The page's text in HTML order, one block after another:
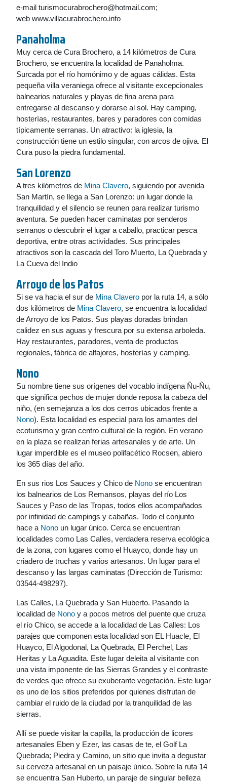
e-mail turismocurabrochero@hotmail.com;
web www.villacurabrochero.info
Panaholma
Muy cerca de Cura Brochero, a 14 kilómetros de Cura
Brochero, se encuentra la localidad de Panaholma.
Surcada por el río homónimo y de aguas cálidas. Esta
pequeña villa veraniega ofrece al visitante excepcionales
balnearios naturales y playas de fina arena para
entregarse al descanso y dorarse al sol. Hay camping,
hosterías, restaurantes, bares y paradores con comidas
típicamente serranas. Un atractivo: la iglesia, la
construcción tiene un estilo singular, con arcos de ojiva. El
Cura puso la piedra fundamental.
San Lorenzo
A tres kilómetros de Mina Clavero, siguiendo por avenida
San Martín, se llega a San Lorenzo: un lugar donde la
tranquilidad y el silencio se reunen para realizar turismo
aventura. Se pueden hacer caminatas por senderos
serranos o descubrir el lugar a caballo, practicar pesca
deportiva, entre otras actividades. Sus principales
atractivos son la cascada del Toro Muerto, La Quebrada y
La Cueva del Indio
Arroyo de los Patos
Si se va hacia el sur de Mina Clavero por la ruta 14, a sólo
dos kilómetros de Mina Clavero, se encuentra la localidad
de Arroyo de los Patos. Sus playas doradas brindan
calidez en sus aguas y frescura por su extensa arboleda.
Hay restaurantes, paradores, venta de productos
regionales, fábrica de alfajores, hosterías y camping.
Nono
Su nombre tiene sus orígenes del vocablo indígena Ñu-Ñu,
que significa pechos de mujer donde reposa la cabeza del
niño, (en semejanza a los dos cerros ubicados frente a
Nono). Esta localidad es especial para los amantes del
ecoturismo y gran centro cultural de la región. En verano
en la plaza se realizan ferias artesanales y de arte. Un
lugar imperdible es el museo polifacético Rocsen, abiero
los 365 días del año.
En sus rios Los Sauces y Chico de Nono se encuentran
los balnearios de Los Remansos, playas del río Los
Sauces y Paso de las Tropas, todos ellos acompañados
por infinidad de campings y cabañas. Todo el conjunto
hace a Nono un lugar único. Cerca se encuentran
localidades como Las Calles, verdadera reserva ecológica
de la zona, con lugares como el Huayco, donde hay un
criadero de truchas y varios artesanos. Un lugar para el
descanso y las largas caminatas (Dirección de Turismo:
03544-498297).
Las Calles, La Quebrada y San Huberto. Pasando la
localidad de Nono y a pocos metros del puente que cruza
el río Chico, se accede a la localidad de Las Calles: Los
parajes que componen esta localidad son EL Huacle, El
Huayco, El Algodonal, La Quebrada, El Perchel, Las
Heritas y La Aguadita. Este lugar deleita al visitante con
una vista imponente de las Sierras Grandes y el contraste
de verdes que ofrece su exuberante vegetación. Este lugar
es uno de los sitios preferidos por quienes disfrutan de
cambiar el ruido de la ciudad por la tranquilidad de las
sierras.
Allí se puede visitar la capilla, la producción de licores
artesanales Eben y Ezer, las casas de te, el Golf La
Quebrada; Piedra y Camino, un sitio que invita a degustar
su cerveza artesanal en un paisaje único. Sobre la ruta 14
se encuentra San Huberto, un paraje de singular belleza